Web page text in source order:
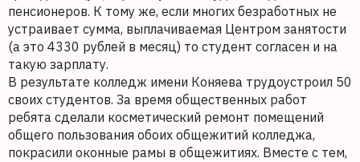
пенсионеров. К тому же, если многих безработных не
устраивает сумма, выплачиваемая Центром занятости
(а это 4330 рублей в месяц) то студент согласен и на
такую зарплату.
В результате колледж имени Коняева трудоустроил 50
своих студентов. За время общественных работ
ребята сделали косметический ремонт помещений
общего пользования обоих общежитий колледжа,
покрасили оконные рамы в общежитиях. Вместе с тем,